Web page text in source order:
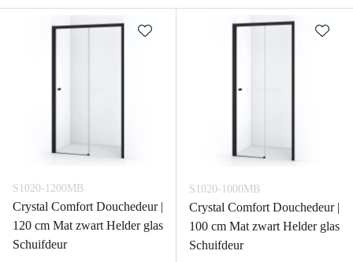
S1020-1200MB
Crystal Comfort Douchedeur |
120 cm Mat zwart Helder glas
Schuifdeur
S1020-1000MB
Crystal Comfort Douchedeur |
100 cm Mat zwart Helder glas
Schuifdeur